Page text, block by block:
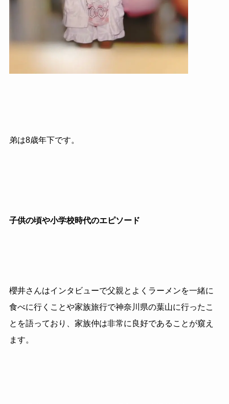
弟は8歳年下です。
子供の頃や小学校時代のエピソード
櫻井さんはインタビューで父親とよくラーメンを一緒に
食べに行くことや家族旅行で神奈川県の葉山に行ったこ
とを語っており、家族仲は非常に良好であることが窺え
ます。